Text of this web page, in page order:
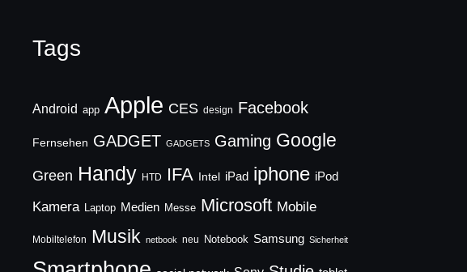
Tags
Android app Apple CES design Facebook
Fernsehen GADGET GADGETS Gaming Google
Green Handy HTD IFA Intel iPad iphone iPod
Kamera Laptop Medien Messe Microsoft Mobile
Mobiltelefon Musik netbook neu Notebook Samsung Sicherheit